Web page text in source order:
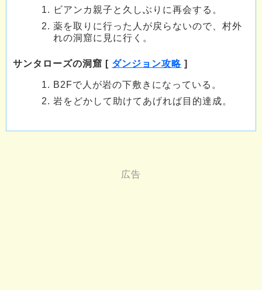
ビアンカ親子と久しぶりに再会する。
薬を取りに行った人が戻らないので、村外
れの洞窟に見に行く。
サンタローズの洞窟 [ ダンジョン攻略 ]
B2Fで人が岩の下敷きになっている。
岩をどかして助けてあげれば目的達成。